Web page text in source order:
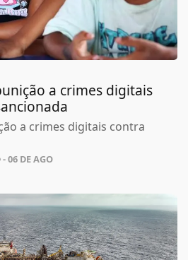
a crimes digitais
a crimes digitais contra
- 06 DE AGO